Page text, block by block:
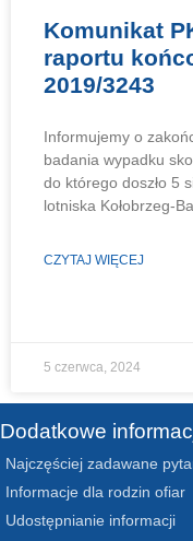
Komunikat
raportu
2019/3243
Informujemy o
badania wypadku
do którego doszło 5
lotniska Kołobrzeg-
CZYTAJ WIĘCEJ
5 czerwca, 2024
Dodatkowe
Najczęściej zadawane
Informacje dla rodzin ofiar
Udostępnianie informacji